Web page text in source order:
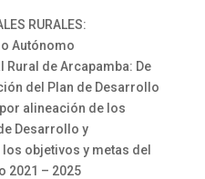
RURALES:
Autónomo
de Arcapamba: De
del Plan de Desarrollo
alineación de los
Desarrollo y
objetivos y metas del
2021 – 2025